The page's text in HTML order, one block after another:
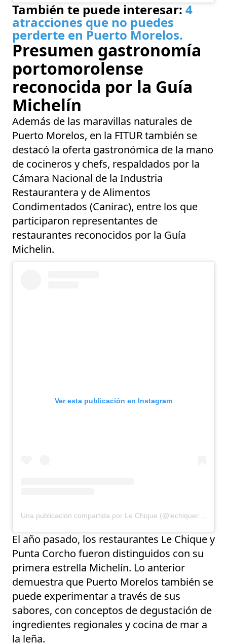
También te puede interesar: 4
atracciones que no puedes
perderte en Puerto Morelos.
Presumen gastronomía
portomorolense
reconocida por la Guía
Michelín
Además de las maravillas naturales de
Puerto Morelos, en la FITUR también se
destacó la oferta gastronómica de la mano
de cocineros y chefs, respaldados por la
Cámara Nacional de la Industria
Restaurantera y de Alimentos
Condimentados (Canirac), entre los que
participaron representantes de
restaurantes reconocidos por la Guía
Michelin.
Ver esta publicación en Instagram
El año pasado, los restaurantes Le Chique y
Punta Corcho fueron distinguidos con su
primera estrella Michelín. Lo anterior
demuestra que Puerto Morelos también se
puede experimentar a través de sus
sabores, con conceptos de degustación de
ingredientes regionales y cocina de mar a
la leña.